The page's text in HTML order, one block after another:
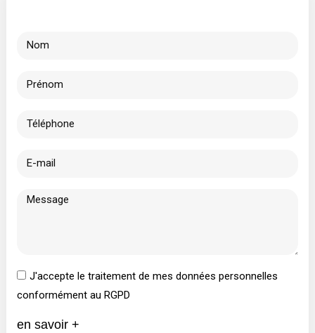
J'accepte le traitement de mes données personnelles
conformément au RGPD
en savoir +